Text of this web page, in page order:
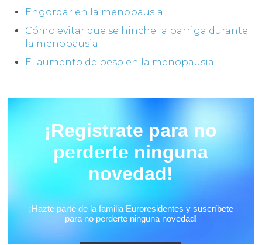
Engordar en la menopausia
Cómo evitar que se hinche la barriga durante
la menopausia
El aumento de peso en la menopausia